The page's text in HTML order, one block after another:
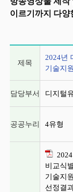
이르기까지 다
제목
2024년
기술지
담당부서 디지털
공공누리 4유형
비교식
기술지
선정결